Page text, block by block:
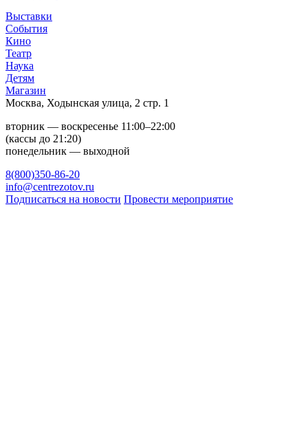
Выставки
События
Кино
Театр
Наука
Детям
Магазин
Москва, Ходынская улица, 2 стр. 1
вторник — воскресенье 11:00–22:00
(кассы до 21:20)
понедельник — выходной
8(800)350-86-20
info@centrezotov.ru
Подписаться на новости Провести мероприятие